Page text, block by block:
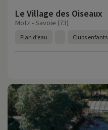
Le Village des Oiseaux
Motz - Savoie (73)
Plan d’eau Clubs enfants